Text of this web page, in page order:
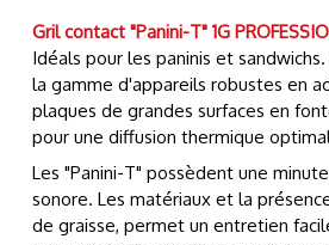
Gril contact "Panini-T" 1G
Idéals pour les paninis et
la gamme d'appareils robustes en
plaques de grandes surfaces en
pour une diffusion thermique
Les "Panini-T" possèdent une
sonore. Les matériaux et la
de graisse, permet un entretien